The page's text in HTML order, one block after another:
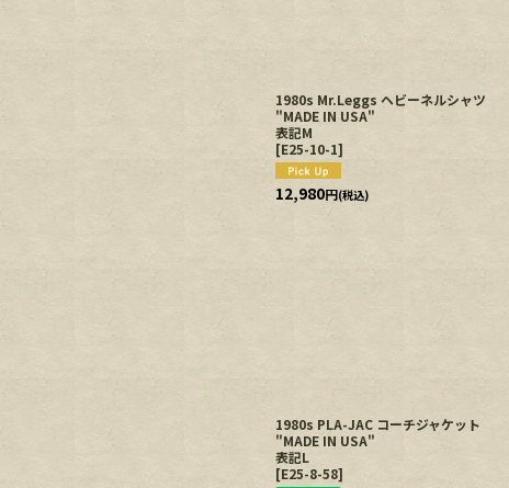
1980s Mr.Leggs ヘビーネルシャツ
"MADE IN USA"
表記M
[E25-10-1]
12,980円(税込)
1980s PLA-JAC コーチジャケット
"MADE IN USA"
表記L
[E25-8-58]